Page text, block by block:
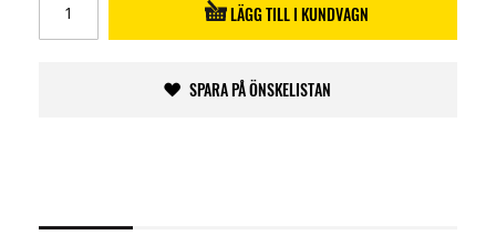
LÄGG TILL I KUNDVAGN
SPARA PÅ ÖNSKELISTAN